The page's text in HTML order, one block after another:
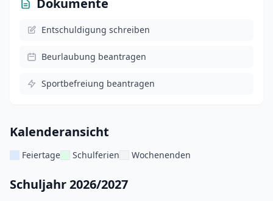
Dokumente
Entschuldigung schreiben
Beurlaubung beantragen
Sportbefreiung beantragen
Kalenderansicht
Feiertage Schulferien Wochenenden
Schuljahr 2026/2027